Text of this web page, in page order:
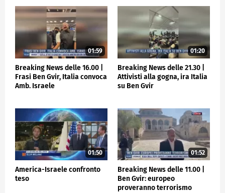
afferma di essere un pilastor di democrazia e
giustizia, pratichi il metodo della censura. Lo Stato
di Israele è il solo a determinare chi siano i suoi
rappresentanti e i suoi portavoce", ha detto Ben-Gvir.
"Gli Europei devono capire che noi li rispettiamo ma
decidiamo del nostro destino. Decidiamo noi ci
parla e guidiamo il governo israeliano, noi e nessun
altro".
ESTERI
01:59
Breaking News delle 16.00 |
Frasi Ben Gvir, Italia convoca
Amb. Israele
01:20
Breaking News delle 21.30 |
Attivisti alla gogna, ira Italia
su Ben Gvir
01:50
America-Israele confronto
teso
01:52
Breaking News delle 11.00 |
Ben Gvir: europeo
proveranno terrorismo